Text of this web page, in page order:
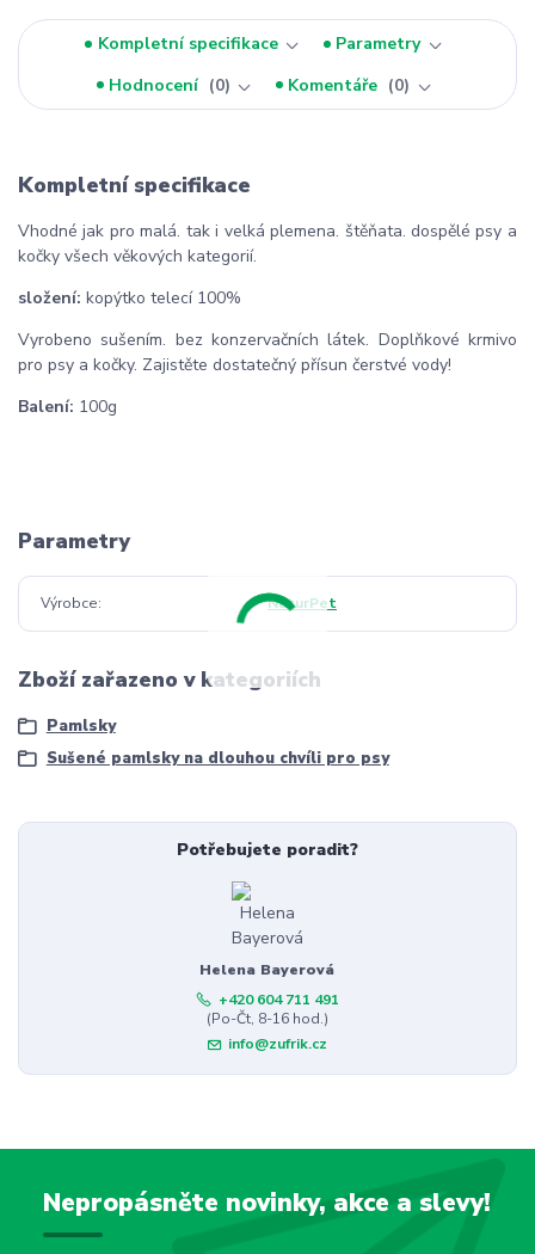
Kompletní specifikace
Parametry
Hodnocení
0 Komentáře 0
Kompletní specifikace
Vhodné jak pro malá. tak i velká plemena. štěňata. dospělé psy a
kočky všech věkových kategorií.
složení: kopýtko telecí 100%
Vyrobeno sušením. bez konzervačních látek. Doplňkové krmivo
pro psy a kočky. Zajistěte dostatečný přísun čerstvé vody!
Balení: 100g
Parametry
Výrobce NaturPet
Zboží zařazeno v kategoriích
Pamlsky
Sušené pamlsky na dlouhou chvíli pro psy
Potřebujete poradit?
Helena Bayerová
+420 604 711 491
(Po-Čt, 8-16 hod.)
info@zufrik.cz
Nepropásněte novinky, akce a slevy!